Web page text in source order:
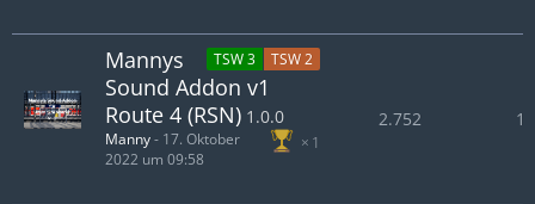
TSW 3 TSW 2
Mannys
Sound Addon v1
Route 4 (RSN) 1.0.0
1
Manny- 17. Oktober
2022 um 09:58
2.752